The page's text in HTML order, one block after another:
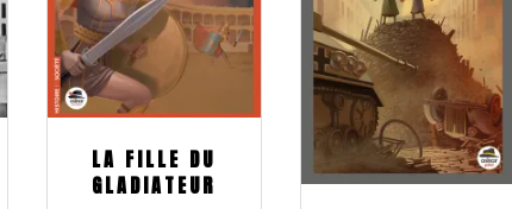
LA FILLE DU
GLADIATEUR